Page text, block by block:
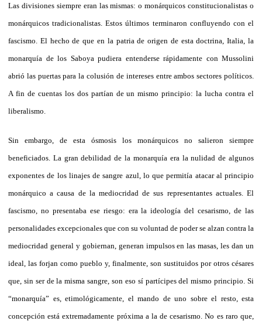
Las divisiones siempre eran las mismas: o monárquicos constitucionalistas o
monárquicos tradicionalistas. Estos últimos terminaron confluyendo con el
fascismo. El hecho de que en la patria de origen de esta doctrina, Italia, la
monarquía de los Saboya pudiera entenderse rápidamente con Mussolini
abrió las puertas para la colusión de intereses entre ambos sectores políticos.
A fin de cuentas los dos partían de un mismo principio: la lucha contra el
liberalismo.
Sin embargo, de esta ósmosis los monárquicos no salieron siempre
beneficiados. La gran debilidad de la monarquía era la nulidad de algunos
exponentes de los linajes de sangre azul, lo que permitía atacar al principio
monárquico a causa de la mediocridad de sus representantes actuales. El
fascismo, no presentaba ese riesgo: era la ideología del cesarismo, de las
personalidades excepcionales que con su voluntad de poder se alzan contra la
mediocridad general y gobiernan, generan impulsos en las masas, les dan un
ideal, las forjan como pueblo y, finalmente, son sustituidos por otros césares
que, sin ser de la misma sangre, son eso sí partícipes del mismo principio. Si
“monarquía” es, etimológicamente, el mando de uno sobre el resto, esta
concepción está extremadamente próxima a la de cesarismo. No es raro que,